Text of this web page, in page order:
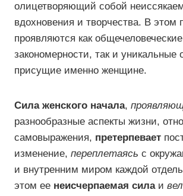
олицетворяющий собой
вдохновения и творчества. В этом
проявляются как общечеловеческие
закономерности, так и уникальные
присущие именно женщине.
Сила женского начала,
разнообразные аспекты жизни,
самовыражения, претерпевает
изменение, переплетаясь с
и внутренним миром каждой
этом ее неисчерпаемая силаи